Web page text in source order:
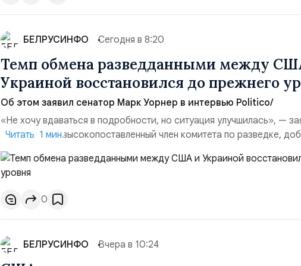
БЕЛРУСИНФО Сегодня в 8:20
Темп обмена разведданными между
Украиной восстановился до прежнего
Об этом заявил сенатор Марк Уорнер в интервью Politico/
«Не хочу вдаваться в подробности, но ситуация улучшилась», —
Марк Уорнер, высокопоставленный член комитета по разведке,
использование Украиной беспилотников и ракет большой
наносить удары вглубь российской территории и укрепило её
позиции.Сотрудничество со стороны США стало ключом к
Читать 1 мин.
0
БЕЛРУСИНФО Вчера в 10:24